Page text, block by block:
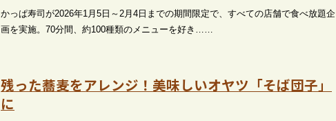
かっぱ寿司が2026年1月5日～2月4日までの期間限定で、すべての店舗で食べ放題企
画を実施。70分間、約100種類のメニューを好き……
残った蕎麦をアレンジ！美味しいオヤツ「そば団子」
に